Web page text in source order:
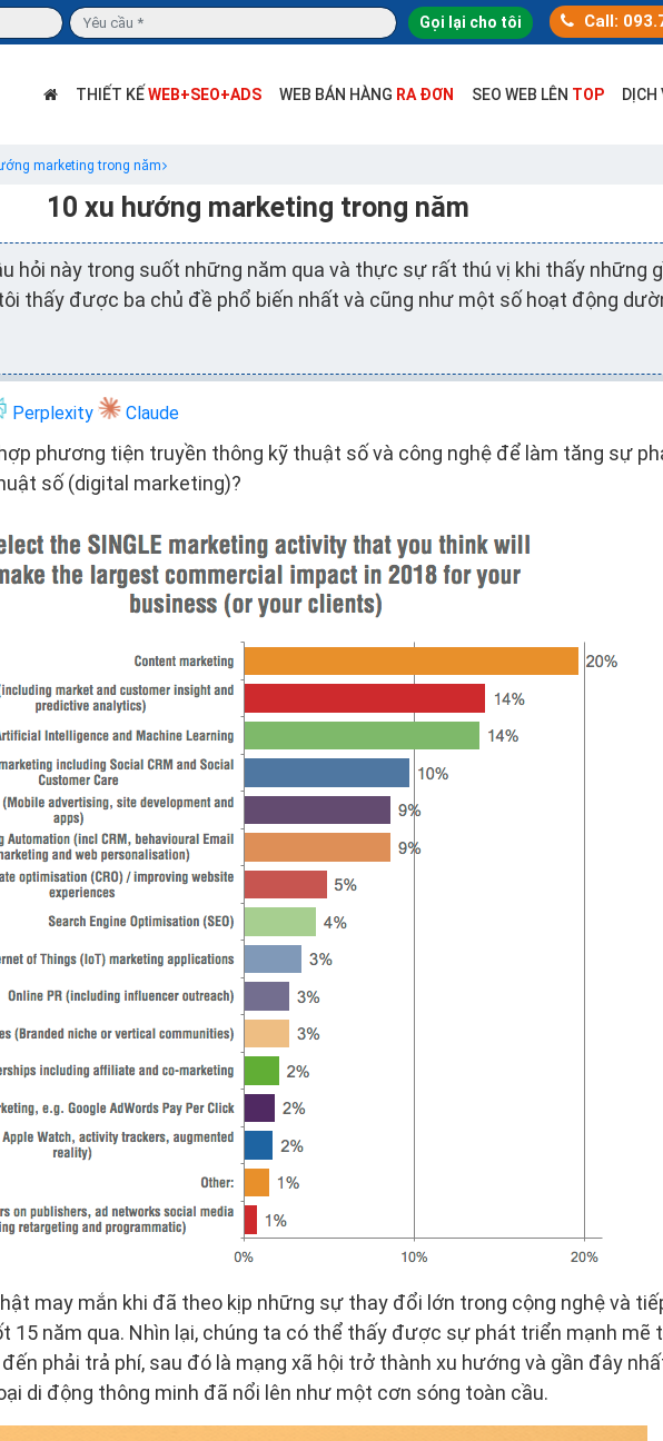
Gọi lại cho tôi Call:
THIẾT KẾWEB+SEO+ADS WEB BÁN HÀNG RA ĐƠN SEO WEB LÊN TOP DỊCH
marketing trong năm
10 xu hướng marketing trong năm
hỏi này trong suốt những năm qua và thực sự rất thú vị khi thấy những
thấy được ba chủ đề phổ biến nhất và cũng như một số hoạt động
Perplexity Claude
phương tiện truyền thông kỹ thuật số và công nghệ để làm tăng sự
số (digital marketing)?
may mắn khi đã theo kịp những sự thay đổi lớn trong cộng nghệ và
15 năm qua. Nhìn lại, chúng ta có thể thấy được sự phát triển mạnh mẽ
phải trả phí, sau đó là mạng xã hội trở thành xu hướng và gần đây
di động thông minh đã nổi lên như một cơn sóng toàn cầu.